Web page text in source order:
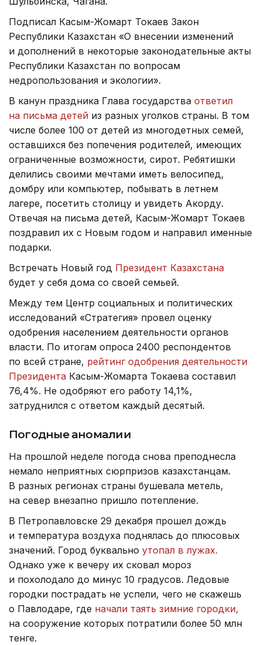
Подписал Касым-Жомарт Токаев Закон
Республики Казахстан «О внесении изменений
и дополнений в некоторые законодательные акты
Республики Казахстан по вопросам
недропользования и экологии».
В канун праздника Глава государства ответил
на письма детей из разных уголков страны. В том
числе более 100 от детей из многодетных семей,
оставшихся без попечения родителей, имеющих
ограниченные возможности, сирот. Ребятишки
делились своими мечтами иметь велосипед,
домбру или компьютер, побывать в летнем
лагере, посетить столицу и увидеть Акорду.
Отвечая на письма детей, Касым-Жомарт Токаев
поздравил их с Новым годом и направил именные
подарки.
Встречать Новый год Президент Казахстана
будет у себя дома со своей семьей.
Между тем Центр социальных и политических
исследований «Стратегия» провел оценку
одобрения населением деятельности органов
власти. По итогам опроса 2400 респондентов
по всей стране, рейтинг одобрения деятельности
Президента Касым-Жомарта Токаева составил
76,4%. Не одобряют его работу 14,1%,
затруднился с ответом каждый десятый.
Погодные аномалии
На прошлой неделе погода снова преподнесла
немало неприятных сюрпризов казахстанцам.
В разных регионах страны бушевала метель,
на север внезапно пришло потепление.
В Петропавловске 29 декабря прошел дождь
и температура воздуха поднялась до плюсовых
значений. Город буквально утопал в лужах.
Однако уже к вечеру их сковал мороз
и похолодало до минус 10 градусов. Ледовые
городки пострадать не успели, чего не скажешь
о Павлодаре, где начали таять зимние городки,
на сооружение которых потратили более 50 млн
тенге.